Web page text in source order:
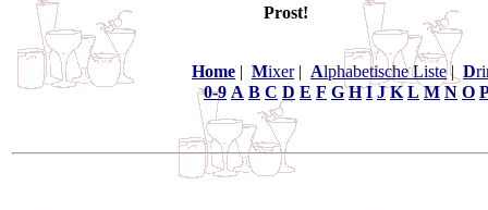
Prost!
Home | Mixer| Alphabetische Liste| D
0-9 A B C D E F G H I J K L M N O